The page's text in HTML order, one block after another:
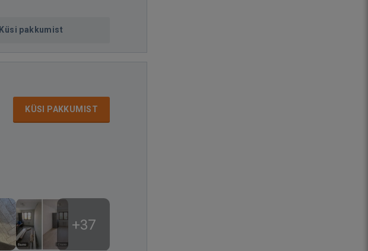
Küsi pakkumist
KÜSI PAKKUMIST
+37